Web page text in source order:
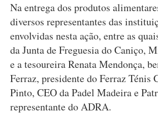
Na entrega dos produtos
diversos representantes das
envolvidas nesta ação, entre as
da Junta de Freguesia do Caniço,
e a tesoureira Renata Mendonça,
Ferraz, presidente do Ferraz Ténis
Pinto, CEO da Padel Madeira e
representante do ADRA.